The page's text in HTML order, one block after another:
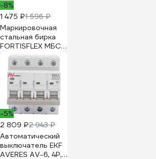
-8%
1 475 ₽1 596 ₽
Маркировочная
стальная бирка
FORTISFLEX МБС
304 89x19 мм
71879
-5%
2 809 ₽2 943 ₽
Автоматический
выключатель EKF
AVERES AV-6, 4P,